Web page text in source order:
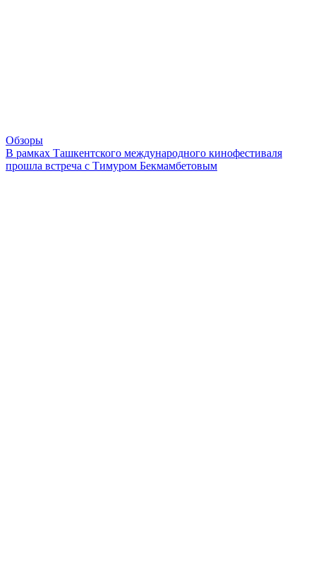
Обзоры
В рамках Ташкентского международного кинофестиваля
прошла встреча с Тимуром Бекмамбетовым